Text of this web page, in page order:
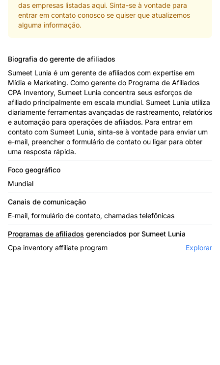
das empresas listadas aqui. Sinta-se à vontade para
entrar em contato conosco se quiser que atualizemos
alguma informação.
Biografia do gerente de afiliados
Sumeet Lunia é um gerente de afiliados com expertise em
Mídia e Marketing. Como gerente do Programa de Afiliados
CPA Inventory, Sumeet Lunia concentra seus esforços de
afiliado principalmente em escala mundial. Sumeet Lunia utiliza
diariamente ferramentas avançadas de rastreamento, relatórios
e automação para operações de afiliados. Para entrar em
contato com Sumeet Lunia, sinta-se à vontade para enviar um
e-mail, preencher o formulário de contato ou ligar para obter
uma resposta rápida.
Foco geográfico
Mundial
Canais de comunicação
E-mail, formulário de contato, chamadas telefônicas
Programas de afiliados gerenciados por Sumeet Lunia
Cpa inventory affiliate program
Explorar